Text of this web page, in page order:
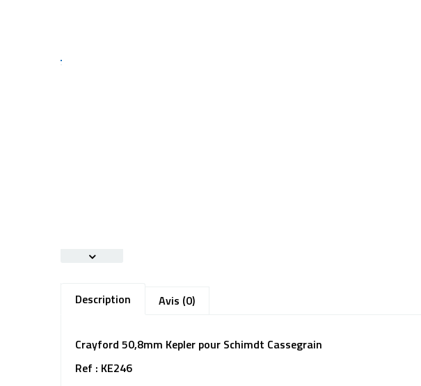
Description Avis (0)
Crayford 50,8mm Kepler pour Schimdt Cassegrain
Ref : KE246